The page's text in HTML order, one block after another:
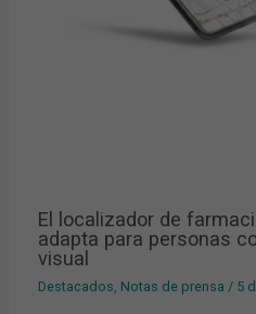
El localizador de
adapta para personas
visual
Destacados Notas de prensa / 5